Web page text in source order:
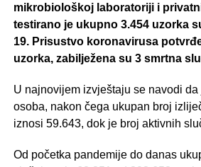
mikrobiološkoj laboratoriji i
testirano je ukupno 3.454 uzorka
19. Prisustvo koronavirusa
uzorka, zabilježena su 3 smrtna
U najnovijem izvještaju se navodi
osoba, nakon čega ukupan broj
iznosi 59.643, dok je broj aktivnih
Od početka pandemije do danas